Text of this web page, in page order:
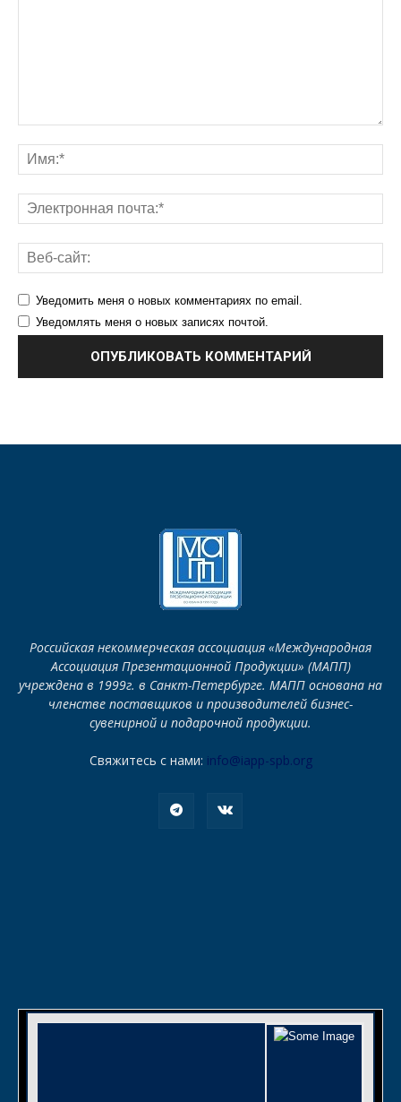
Уведомить меня о новых комментариях по email.
Уведомлять меня о новых записях почтой.
Российская некоммерческая ассоциация «Международная
Ассоциация Презентационной Продукции» (МАПП)
учреждена в 1999г. в Санкт-Петербурге. МАПП основана на
членстве поставщиков и производителей бизнес-
сувенирной и подарочной продукции.
Свяжитесь с нами: info@iapp-spb.org